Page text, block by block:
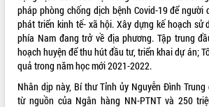
thi Sáng tạo Kỹ thuật 2024 - 2025
Đắk Lắk rà soát, điều chỉnh Đề án 190
về phát triển nuôi trồng thủy sản
Phó Chủ tịch UBND tỉnh Đắk Lắk
Trương Công Thái kiểm tra thực địa
Dự án cao tốc Khánh Hòa - Buôn Ma
Thuột
pháp phòng chống dịch bệnh Covid-19 để người
phát triển kinh tế- xã hội. Xây dựng kế hoạch sử
phía Nam đang trở về địa phương. Tập trung
hoạch huyện để thu hút đầu tư, triển khai dự án;
quả trong năm học mới 2021-2022.
Nhân dịp này, Bí thư Tỉnh ủy Nguyễn Đình
từ nguồn của Ngân hàng NN-PTNT và 250